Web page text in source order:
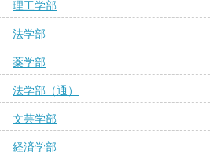
理工学部
法学部
薬学部
法学部（通）
文芸学部
経済学部